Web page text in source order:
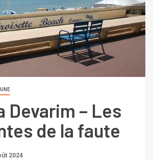
Devarim – Les
de la faute
2024